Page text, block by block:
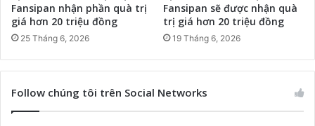
Fansipan nhận phần quà trị
giá hơn 20 triệu đồng
25 Tháng 6, 2026
Fansipan sẽ được nhận quà
trị giá hơn 20 triệu đồng
19 Tháng 6, 2026
Follow chúng tôi trên Social Networks